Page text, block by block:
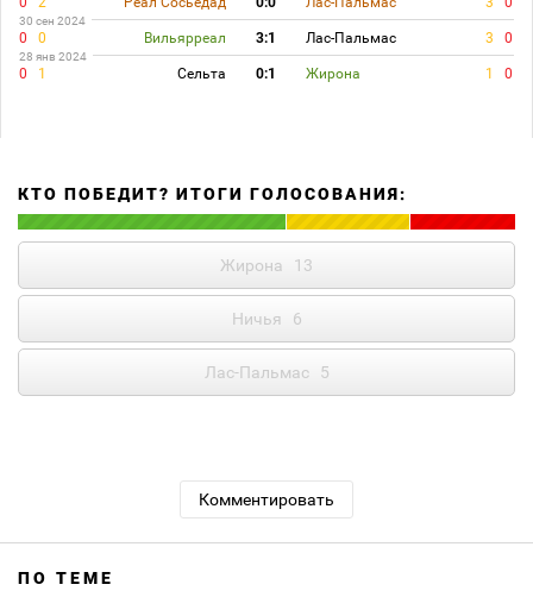
30 сен 2024
0 0 Вильярреал 3:1 Лас-Пальмас 3 0
28 янв 2024
0 1 Сельта 0:1 Жирона 1 0
КТО ПОБЕДИТ? ИТОГИ ГОЛОСОВАНИЯ:
Жирона 13
Ничья 6
Лас-Пальмас 5
Комментировать
ПО ТЕМЕ